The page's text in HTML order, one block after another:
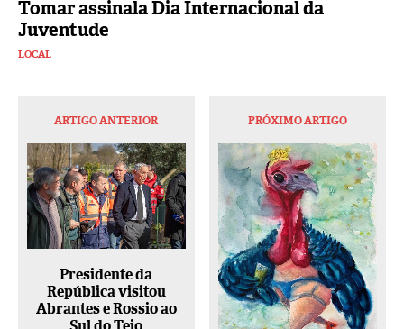
Tomar assinala Dia Internacional da
Juventude
LOCAL
ARTIGO ANTERIOR
Presidente da
República visitou
Abrantes e Rossio ao
PRÓXIMO ARTIGO